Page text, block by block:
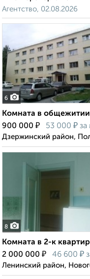
Агентство, 02.08.2026
6
Комната в
900 000 ₽ 53 000 ₽ за
Дзержинский район,
8
Комната в 2-к
2 000 000 ₽ 46 600 ₽
Ленинский район,